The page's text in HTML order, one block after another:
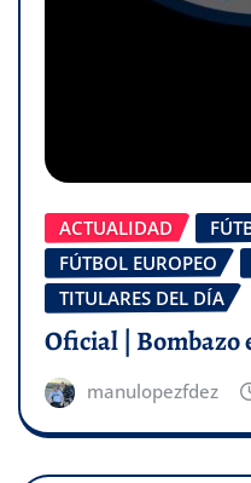
ACTUALIDAD
FÚTBOL EUROPEO
TITULARES DEL DÍA
Oficial | Bombazo
manulopezfdez